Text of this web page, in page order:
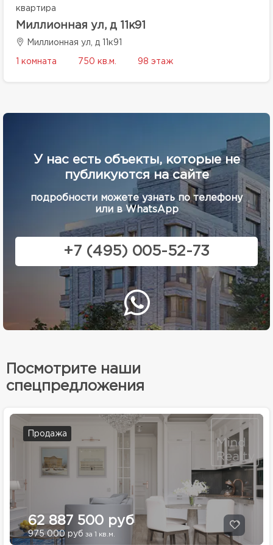
квартира
Миллионная ул, д 11к91
Миллионная ул, д 11к91
1 комната 750 кв.м. 98 этаж
У нас есть объекты, которые не
публикуются на сайте
подробности можете узнать по телефону
или в WhatsApp
+7 (495) 005-52-73
Посмотрите наши
спецпредложения
Продажа
62 887 500 руб
975 000 руб за 1 кв.м.